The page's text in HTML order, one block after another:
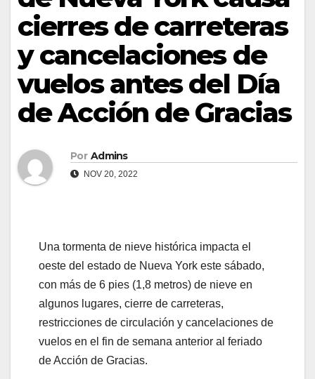
cierres de carreteras
y cancelaciones de
vuelos antes del Día
de Acción de Gracias
Por Admins
NOV 20, 2022
Una tormenta de nieve histórica impacta el
oeste del estado de Nueva York este sábado,
con más de 6 pies (1,8 metros) de nieve en
algunos lugares, cierre de carreteras,
restricciones de circulación y cancelaciones de
vuelos en el fin de semana anterior al feriado
de Acción de Gracias.